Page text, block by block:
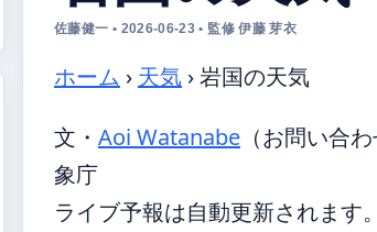
佐藤健一 • 2026-06-23 • 監修 伊藤 芽衣
ホーム › 天気 ›岩国の天気
文・ Aoi Watanabe （お問い合わ
象庁
ライブ予報は自動更新されます